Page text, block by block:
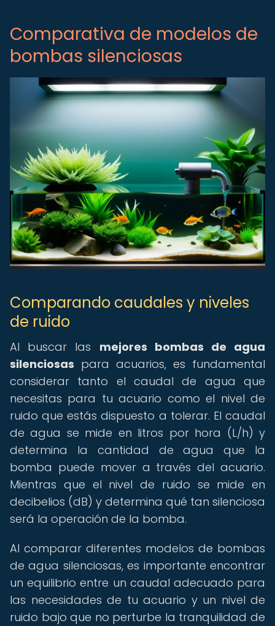
Comparativa de modelos de
bombas silenciosas
Comparando caudales y niveles
de ruido
Al buscar las mejores bombas de agua
silenciosas para acuarios, es fundamental
considerar tanto el caudal de agua que
necesitas para tu acuario como el nivel de
ruido que estás dispuesto a tolerar. El caudal
de agua se mide en litros por hora (L/h) y
determina la cantidad de agua que la
bomba puede mover a través del acuario.
Mientras que el nivel de ruido se mide en
decibelios (dB) y determina qué tan silenciosa
será la operación de la bomba.
Al comparar diferentes modelos de bombas
de agua silenciosas, es importante encontrar
un equilibrio entre un caudal adecuado para
las necesidades de tu acuario y un nivel de
ruido bajo que no perturbe la tranquilidad de